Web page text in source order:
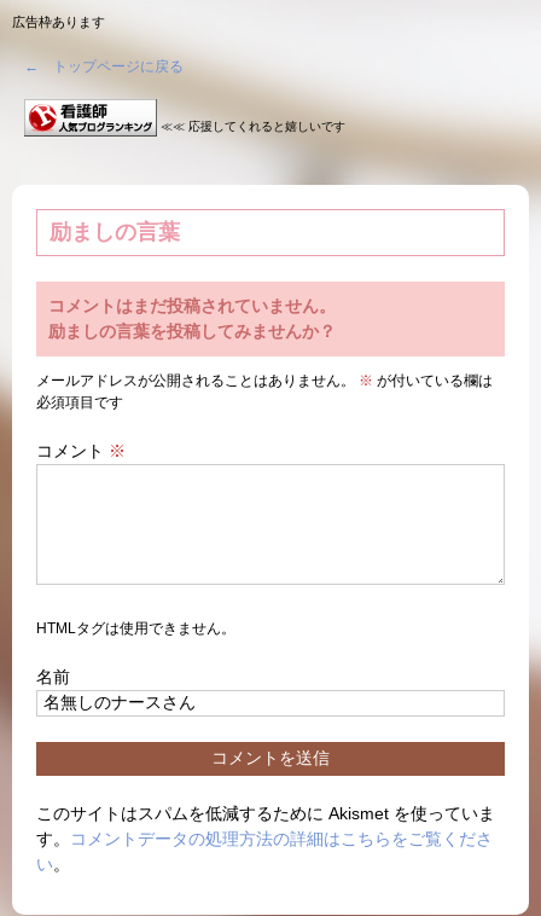
広告枠あります
← トップページに戻る
≪≪ 応援してくれると嬉しいです
励ましの言葉
コメントはまだ投稿されていません。
励ましの言葉を投稿してみませんか？
メールアドレスが公開されることはありません。 ※ が付いている欄は
必須項目です
コメント ※
HTMLタグは使用できません。
名前
このサイトはスパムを低減するために Akismet を使っていま
す。
コメントデータの処理方法の詳細はこちらをご覧くださ
い。